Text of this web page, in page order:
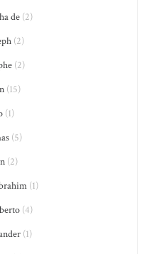
de (2)
(2)
(2)
(15)
(1)
(5)
(2)
(1)
(4)
(1)